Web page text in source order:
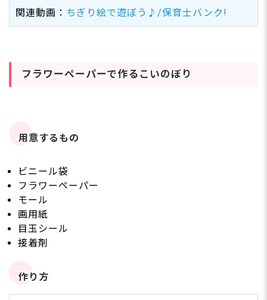
関連動画： ちぎり絵で遊ぼう♪/保育士バンク!
フラワーペーパーで作るこいのぼり
用意するもの
ビニール袋
フラワーペーパー
モール
画用紙
目玉シール
接着剤
作り方